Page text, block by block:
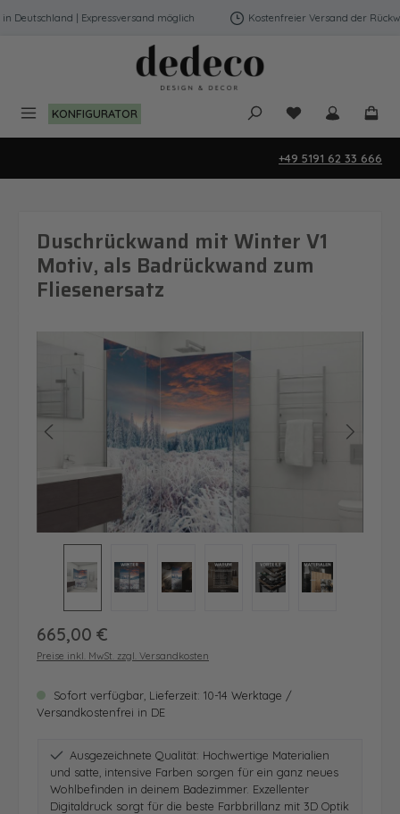
Zum Hauptinhalt springen
| Expressversand möglich Kostenfreier Versand der
KONFIGURATOR Du hast 0
+49 5191 62 33 666
Duschrückwand mit Winter V1
Motiv, als Badrückwand zum
Fliesenersatz
Bildergalerie überspringen
Regulärer Preis:
665,00 €
Preise inkl. MwSt. zzgl. Versandkosten
Sofort verfügbar, Lieferzeit: 10-14 Werktage /
Versandkostenfrei in DE
Ausgezeichnete Qualität: Hochwertige Materialien
und satte, intensive Farben sorgen für ein ganz neues
Wohlbefinden in deinem Badezimmer. Exzellenter
Digitaldruck sorgt für die beste Farbbrillanz mit 3D Optik